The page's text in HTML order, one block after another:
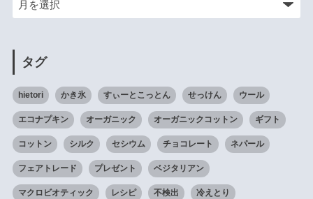
タグ
hietori かき氷 すぃーとこっとん せっけん ウール
エコナプキン オーガニック オーガニックコットン ギフト
コットン シルク セシウム チョコレート ネパール
フェアトレード プレゼント ベジタリアン
マクロビオティック レシピ 不検出 冷えとり